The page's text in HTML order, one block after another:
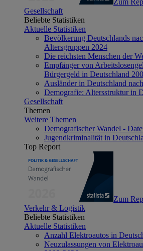
Gesellschaft
Beliebte Statistiken
Aktuelle Statistiken
Bevölkerung Deutschlands
Altersgruppen 2024
Die reichsten Menschen der
Empfänger von
Bürgergeld in Deutschland
Ausländer in Deutschland
Demografie: Altersstruktur in
Gesellschaft
Themen
Weitere Themen
Demografischer Wandel -
Jugendkriminalität in
Top Report
Zum
Verkehr & Logistik
Beliebte Statistiken
Aktuelle Statistiken
Anzahl Elektroautos in
Neuzulassungen von